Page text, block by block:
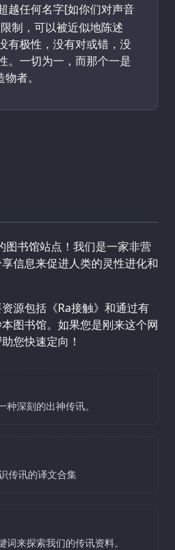
越任何名字[如你们对声音
制，可以被近似地陈述
有极性，没有对或错，没
。一切为一，而那个一是
者。
图书馆站点！我们是一家非营
信息来促进人类的灵性进化和
源包括《Ra接触》和通过有
图书馆。如果您是刚来这个网
您快速定向！
深刻的出神传讯。
传讯的译文合集
词来探索我们的传讯资料。